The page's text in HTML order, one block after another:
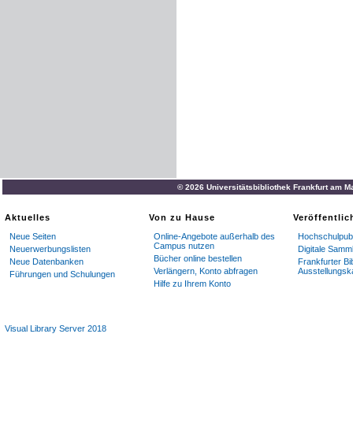
© 2026 Universitätsbibliothek Frankfurt am
Aktuelles
Neue Seiten
Neuerwerbungslisten
Neue Datenbanken
Führungen und Schulungen
Von zu Hause
Online-Angebote außerhalb des
Campus nutzen
Bücher online bestellen
Verlängern, Konto abfragen
Hilfe zu Ihrem Konto
Digitale
Frankfurter
Visual Library Server 2018